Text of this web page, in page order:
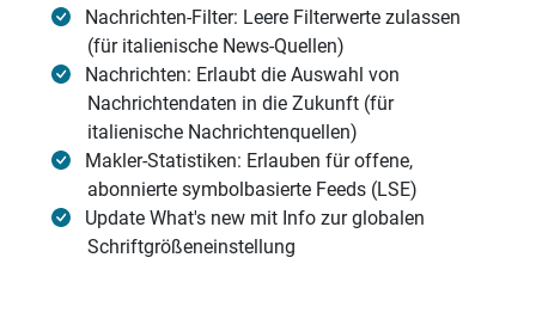
Nachrichten-Filter: Leere Filterwerte zulassen
(für italienische News-Quellen)
Nachrichten: Erlaubt die Auswahl von
Nachrichtendaten in die Zukunft (für
italienische Nachrichtenquellen)
Makler-Statistiken: Erlauben für offene,
abonnierte symbolbasierte Feeds (LSE)
Update What's new mit Info zur globalen
Schriftgrößeneinstellung